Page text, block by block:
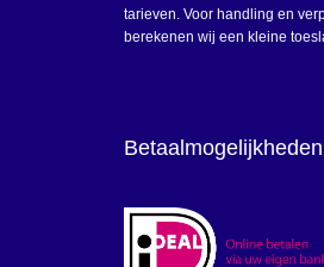
tarieven. Voor handling en
berekenen wij een kleine
Betaalmogelijkheden